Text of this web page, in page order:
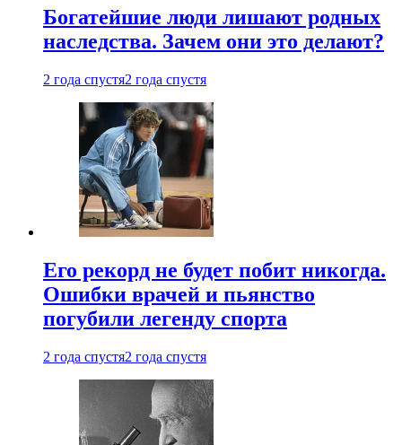
Богатейшие люди лишают родных
наследства. Зачем они это делают?
2 года спустя2 года спустя
Его рекорд не будет побит никогда.
Ошибки врачей и пьянство
погубили легенду спорта
2 года спустя2 года спустя